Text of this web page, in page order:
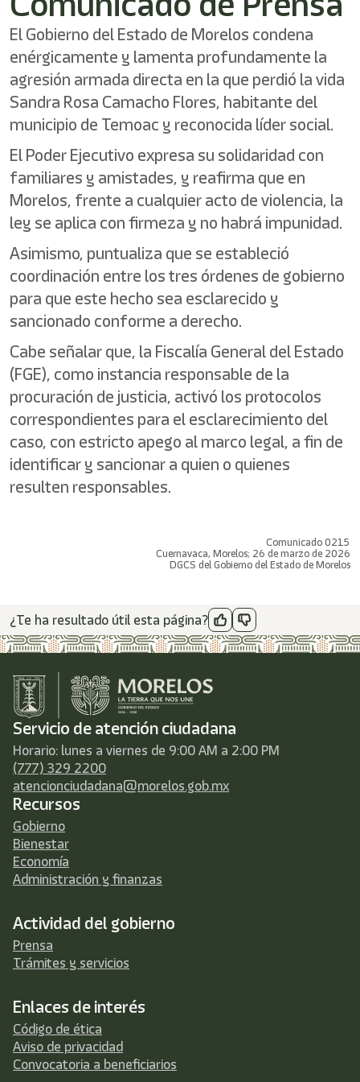
El Gobierno del Estado de Morelos condena
enérgicamente y lamenta profundamente la
agresión armada directa en la que perdió la vida
Sandra Rosa Camacho Flores, habitante del
municipio de Temoac y reconocida líder social.
El Poder Ejecutivo expresa su solidaridad con
familiares y amistades, y reafirma que en
Morelos, frente a cualquier acto de violencia, la
ley se aplica con firmeza y no habrá impunidad.
Asimismo, puntualiza que se estableció
coordinación entre los tres órdenes de gobierno
para que este hecho sea esclarecido y
sancionado conforme a derecho.
Cabe señalar que, la Fiscalía General del Estado
(FGE), como instancia responsable de la
procuración de justicia, activó los protocolos
correspondientes para el esclarecimiento del
caso, con estricto apego al marco legal, a fin de
identificar y sancionar a quien o quienes
resulten responsables.
Comunicado 0215
Cuernavaca, Morelos; 26 de marzo de 2026
DGCS del Gobierno del Estado de Morelos
¿Te ha resultado útil esta página?
Servicio de atención ciudadana
Horario: lunes a viernes de 9:00 AM a 2:00 PM
(777) 329 2200
atencionciudadana@morelos.gob.mx
Recursos
Gobierno
Bienestar
Economía
Administración y finanzas
Actividad del gobierno
Prensa
Trámites y servicios
Enlaces de interés
Código de ética
Aviso de privacidad
Convocatoria a beneficiarios